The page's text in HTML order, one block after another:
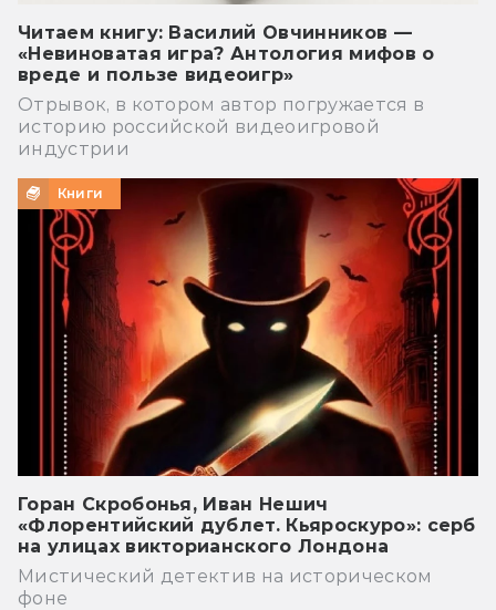
Читаем книгу: Василий Овчинников —
«Невиноватая игра? Антология мифов о
вреде и пользе видеоигр»
Отрывок, в котором автор погружается в
историю российской видеоигровой
индустрии
Книги
Горан Скробонья, Иван Нешич
«Флорентийский дублет. Кьяроскуро»: серб
на улицах викторианского Лондона
Мистический детектив на историческом
фоне